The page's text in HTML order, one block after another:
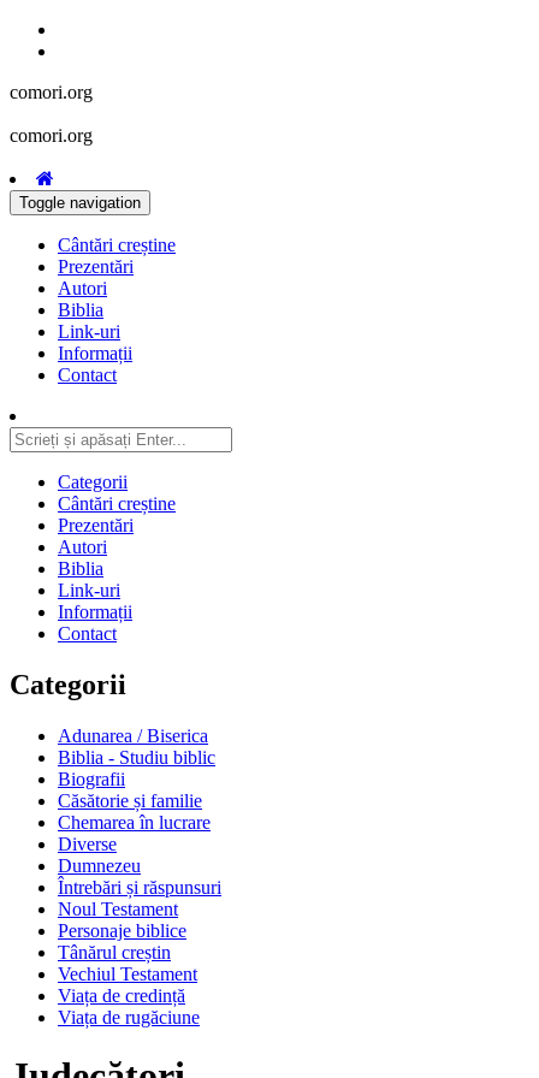
comori.org
comori.org
Toggle navigation
Cântări creștine
Prezentări
Autori
Biblia
Link-uri
Informații
Contact
Categorii
Cântări creștine
Prezentări
Autori
Biblia
Link-uri
Informații
Contact
Categorii
Adunarea / Biserica
Biblia - Studiu biblic
Biografii
Căsătorie și familie
Chemarea în lucrare
Diverse
Dumnezeu
Întrebări și răspunsuri
Noul Testament
Personaje biblice
Tânărul creștin
Vechiul Testament
Viața de credință
Viața de rugăciune